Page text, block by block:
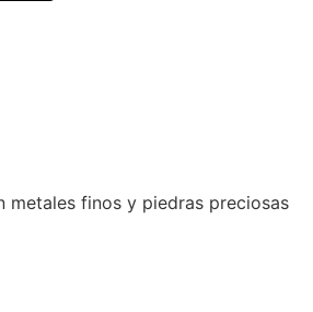
metales finos y piedras preciosas